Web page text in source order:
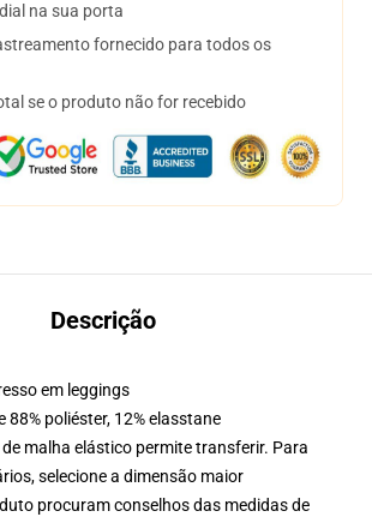
na sua porta
fornecido para todos os
se o produto não for recebido
Descrição
em leggings
poliéster, 12% elasstane
malha elástico permite transferir. Para
selecione a dimensão maior
procuram conselhos das medidas de